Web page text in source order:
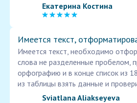
Екатерина Костина
Имеется текст,
Имеется текст, необходимо
слова не разделенные пробелом,
орфографию и в конце список из
из таблицы взять данные и
Sviatlana Aliakseyeva